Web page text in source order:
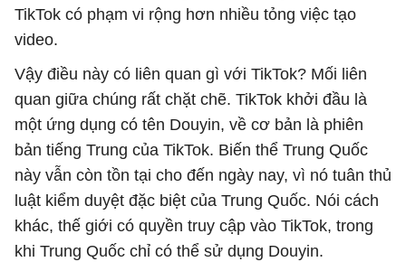
TikTok có phạm vi rộng hơn nhiều tỏng việc tạo
video.
Vậy điều này có liên quan gì với TikTok? Mối liên
quan giữa chúng rất chặt chẽ. TikTok khởi đầu là
một ứng dụng có tên Douyin, về cơ bản là phiên
bản tiếng Trung của TikTok. Biến thể Trung Quốc
này vẫn còn tồn tại cho đến ngày nay, vì nó tuân thủ
luật kiểm duyệt đặc biệt của Trung Quốc. Nói cách
khác, thế giới có quyền truy cập vào TikTok, trong
khi Trung Quốc chỉ có thể sử dụng Douyin.